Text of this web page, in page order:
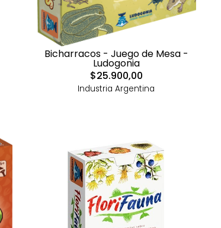
Bicharracos - Juego de Mesa -
Ludogonia
$25.900,00
Industria Argentina